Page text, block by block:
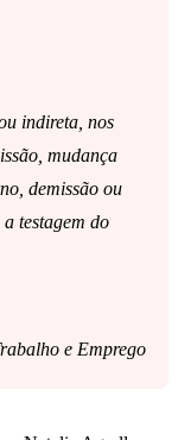
indireta, nos
mudança
demissão ou
testagem do
e Emprego